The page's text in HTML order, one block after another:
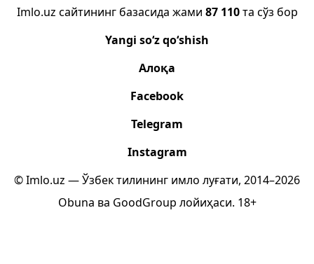
Imlo.uz сайтининг базасида жами 87 110та сўз бор
Yangi so‘z qo‘shish
Алоқа
Facebook
Telegram
Instagram
© Imlo.uz — Ўзбек тилининг имло луғати, 2014–2026
Obuna ва GoodGroup лойиҳаси. 18+